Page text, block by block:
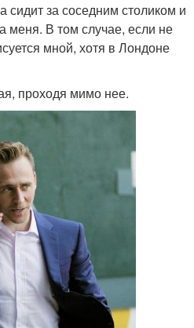
сидит за соседним столиком и
меня. В том случае, если не
мной, хотя в Лондоне
проходя мимо нее.